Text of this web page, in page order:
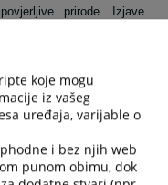
prirode. Izjave
postupku.
imaju jednaka
na neutralan način, bez
koje mogu
iz vašeg
uređaja, varijable o
i bez njih web
punom obimu, dok